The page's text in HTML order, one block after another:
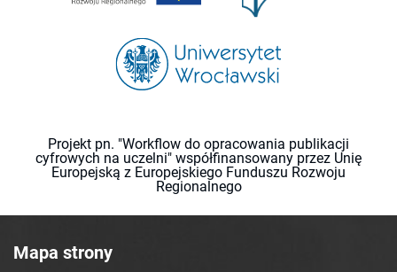
Projekt pn. "Workflow do opracowania publikacji
cyfrowych na uczelni" współfinansowany przez Unię
Europejską z Europejskiego Funduszu Rozwoju
Regionalnego
Mapa strony